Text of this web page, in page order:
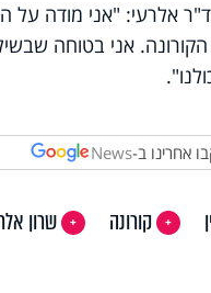
אלרעי: "אני מודה על
אני בטוחה
אחרינו ב-News
קורונה שרון